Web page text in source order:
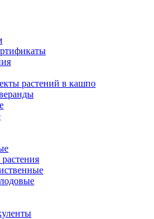
растений в кашпо